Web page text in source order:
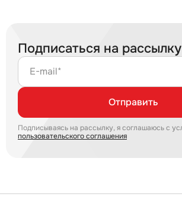
Подписаться на рассылку
E-mail*
Отправить
Подписываясь на рассылку, я соглашаюсь с
пользовательского соглашения